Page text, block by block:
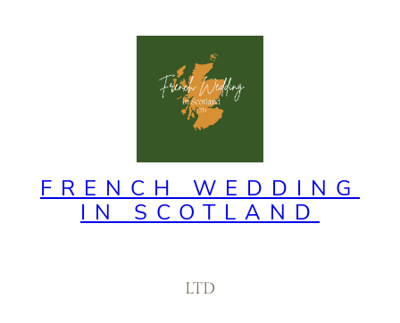
FRENCH WEDDING
IN SCOTLAND
LTD